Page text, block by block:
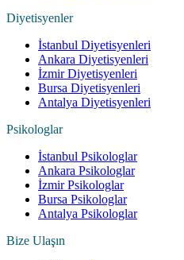
Diyetisyenler
İstanbul Diyetisyenleri
Ankara Diyetisyenleri
İzmir Diyetisyenleri
Bursa Diyetisyenleri
Antalya Diyetisyenleri
Psikologlar
İstanbul Psikologlar
Ankara Psikologlar
İzmir Psikologlar
Bursa Psikologlar
Antalya Psikologlar
Bize Ulaşın